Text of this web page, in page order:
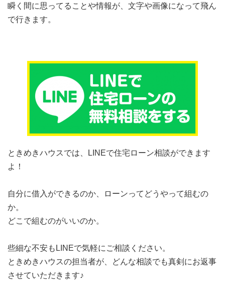
瞬く間に思ってることや情報が、文字や画像になって飛ん
で行きます。
ときめきハウスでは、LINEで住宅ローン相談ができます
よ！
自分に借入ができるのか、ローンってどうやって組むの
か。
どこで組むのがいいのか。
些細な不安もLINEで気軽にご相談ください。
ときめきハウスの担当者が、どんな相談でも真剣にお返事
させていただきます♪